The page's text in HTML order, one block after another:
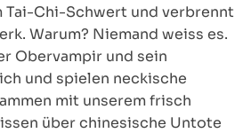
Chi-Schwert und verbrennt
Warum? Niemand weiss es.
Obervampir und sein
und spielen neckische
mit unserem frisch
über chinesische Untote